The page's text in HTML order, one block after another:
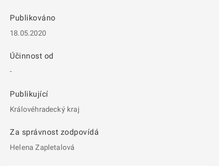
Publikováno
18.05.2020
Účinnost od
-
Publikující
Královéhradecký kraj
Za správnost zodpovídá
Helena Zapletalová